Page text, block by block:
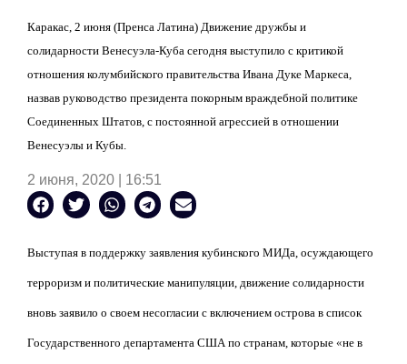
Каракас, 2 июня (Пренса Латина) Движение дружбы и
солидарности Венесуэла-Куба сегодня выступило с критикой
отношения колумбийского правительства Ивана Дуке Маркеса,
назвав руководство президента покорным враждебной политике
Соединенных Штатов, с постоянной агрессией в отношении
Венесуэлы и Кубы.
2 июня, 2020 | 16:51
Выступая в поддержку заявления кубинского МИДа, осуждающего
терроризм и политические манипуляции, движение солидарности
вновь заявило о своем несогласии с включением острова в список
Государственного департамента США по странам, которые «не в